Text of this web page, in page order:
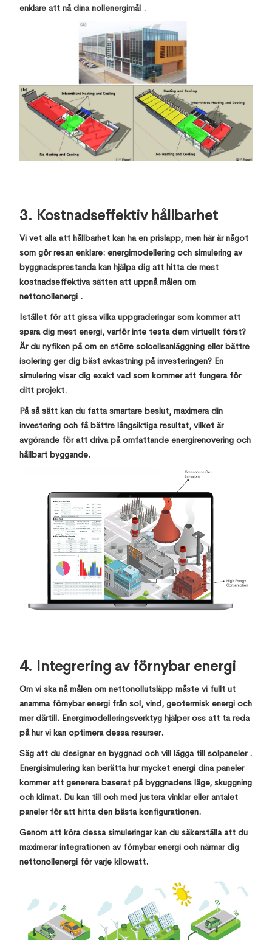
enklare att nå dina nollenergimål .
3. Kostnadseffektiv hållbarhet
Vi vet alla att hållbarhet kan ha en prislapp, men här är något
som gör resan enklare: energimodellering och simulering av
byggnadsprestanda kan hjälpa dig att hitta de mest
kostnadseffektiva sätten att uppnå målen om
nettonollenergi .
Istället för att gissa vilka uppgraderingar som kommer att
spara dig mest energi, varför inte testa dem virtuellt först?
Är du nyfiken på om en större solcellsanläggning eller bättre
isolering ger dig bäst avkastning på investeringen? En
simulering visar dig exakt vad som kommer att fungera för
ditt projekt.
På så sätt kan du fatta smartare beslut, maximera din
investering och få bättre långsiktiga resultat, vilket är
avgörande för att driva på omfattande energirenovering och
hållbart byggande.
4. Integrering av förnybar energi
Om vi ska nå målen om nettonollutsläpp måste vi fullt ut
anamma förnybar energi från sol, vind, geotermisk energi och
mer därtill. Energimodelleringsverktyg hjälper oss att ta reda
på hur vi kan optimera dessa resurser.
Säg att du designar en byggnad och vill lägga till solpaneler .
Energisimulering kan berätta hur mycket energi dina paneler
kommer att generera baserat på byggnadens läge, skuggning
och klimat. Du kan till och med justera vinklar eller antalet
paneler för att hitta den bästa konfigurationen.
Genom att köra dessa simuleringar kan du säkerställa att du
maximerar integrationen av förnybar energi och närmar dig
nettonollenergi för varje kilowatt.